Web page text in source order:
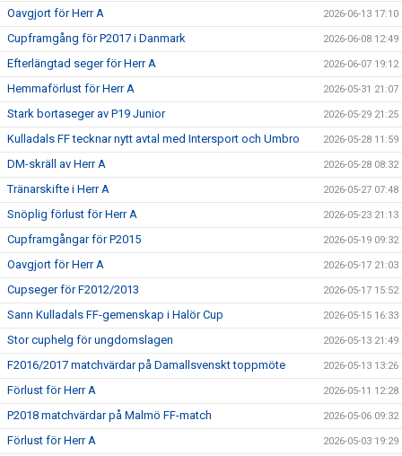
Oavgjort för Herr A 2026-06-13 17:10
Cupframgång för P2017 i Danmark 2026-06-08 12:49
Efterlängtad seger för Herr A 2026-06-07 19:12
Hemmaförlust för Herr A 2026-05-31 21:07
Stark bortaseger av P19 Junior 2026-05-29 21:25
Kulladals FF tecknar nytt avtal med Intersport och Umbro 2026-05-28 11:59
DM-skräll av Herr A 2026-05-28 08:32
Tränarskifte i Herr A 2026-05-27 07:48
Snöplig förlust för Herr A 2026-05-23 21:13
Cupframgångar för P2015 2026-05-19 09:32
Oavgjort för Herr A 2026-05-17 21:03
Cupseger för F2012/2013 2026-05-17 15:52
Sann Kulladals FF-gemenskap i Halör Cup 2026-05-15 16:33
Stor cuphelg för ungdomslagen 2026-05-13 21:49
F2016/2017 matchvärdar på Damallsvenskt toppmöte 2026-05-13 13:26
Förlust för Herr A 2026-05-11 12:28
P2018 matchvärdar på Malmö FF-match 2026-05-06 09:32
Förlust för Herr A 2026-05-03 19:29